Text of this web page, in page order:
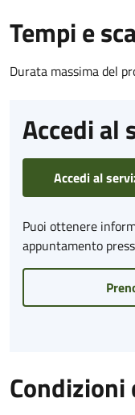
Tempi e
Durata massima del
Accedi al
Accedi al
Puoi ottenere
appuntamento